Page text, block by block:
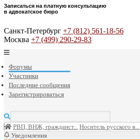
Записаться на платную консультацию
в адвокатское бюро
Санкт-Петербург +7 (812) 561-18-56
Москва +7 (499) 290-29-83
Форумы
Участники
Последние сообщения
Зарегистрироваться
РВП, ВНЖ, гражданст... Носитель русского я...
Уведомления